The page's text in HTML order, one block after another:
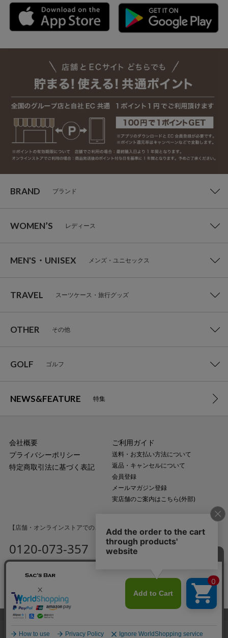
BRAND ブランド
WOMEN’S レディース
MEN'S・UNISEX メンズ・ユニセックス
TRAVEL スーツケース・旅行グッズ
OTHER その他
GOLF ゴルフ
NEWS&FEATURE 特集
会社概要
プライバシーポリシー
特定商取引法に基づく表記
ご利用ガイド
送料・お支払い方法について
返品・キャンセルについて
会員登録
メールマガジン登録
実店舗のご案内はこちら(外部)
【店舗・オンラインストアでのご購入に関するお問い合わせ】
0120-073-357 MAIL
（土・日・祝日・年末年始を除く）
© Copyright 2025 sac'sbar ALL rights reserved